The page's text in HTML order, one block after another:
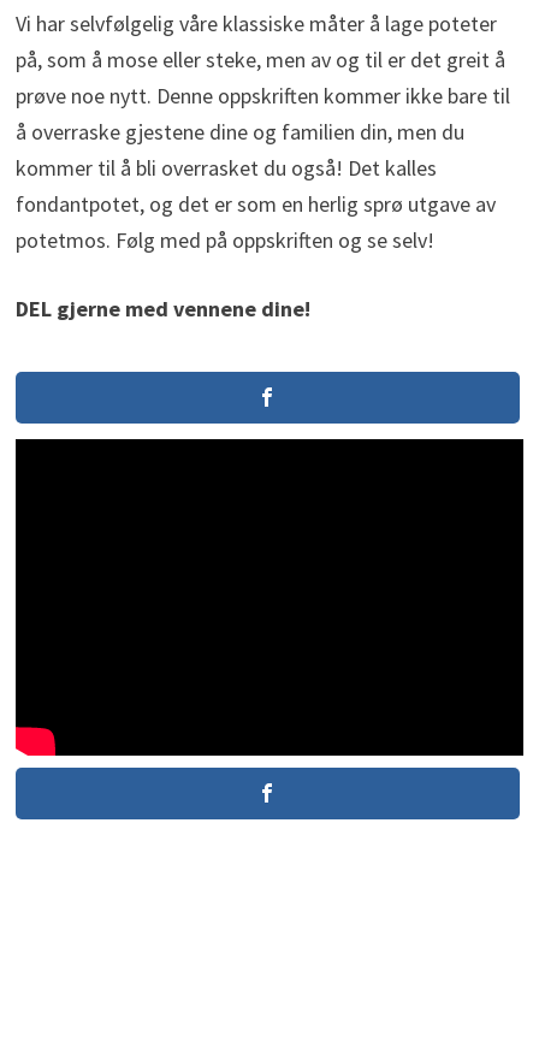
Vi har selvfølgelig våre klassiske måter å lage poteter
på, som å mose eller steke, men av og til er det greit å
prøve noe nytt. Denne oppskriften kommer ikke bare til
å overraske gjestene dine og familien din, men du
kommer til å bli overrasket du også! Det kalles
fondantpotet, og det er som en herlig sprø utgave av
potetmos. Følg med på oppskriften og se selv!
DEL gjerne med vennene dine!